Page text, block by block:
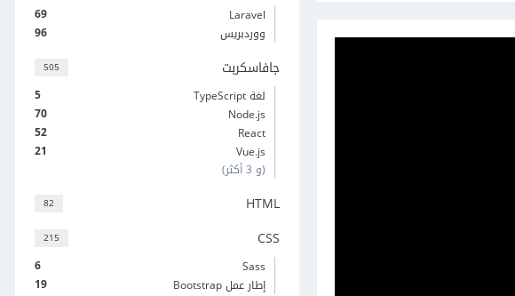
69
Laravel
96
ووردبريس
505 جافاسكربت
5
لغة TypeScript
70
Node.js
52
React
21
Vue.js
(و 3 أكثر)
82 HTML
215 CSS
6
Sass
19
إطار عمل Bootstrap